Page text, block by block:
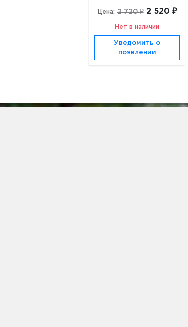
Цена: 2 720 ₽ 2 520 ₽
Нет в наличии
Уведомить о
появлении